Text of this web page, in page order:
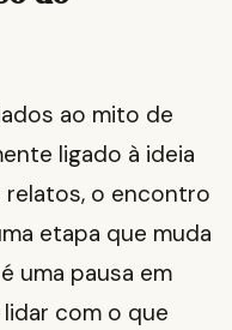
ao mito de
ligado à ideia
relatos, o encontro
etapa que muda
uma pausa em
com o que